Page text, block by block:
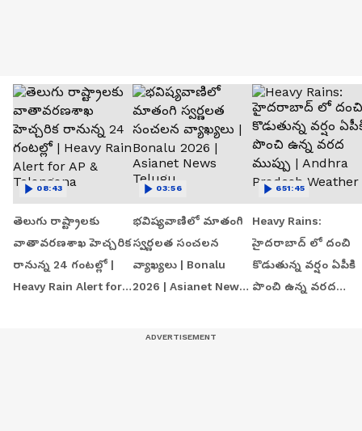
తెలుగు రాష్ట్రాలకు
వాతావరణశాఖ హెచ్చరిక
రానున్న 24 గంటల్లో |
Heavy Rain Alert for
08:43
భవిష్యవాణిలో మాతంగి
స్వర్ణలత సంచలన
వ్యాఖ్యలు | Bonalu
2026 | Asianet News
03:56
Heavy Rains:
హైదరాబాద్ లో దంచి
కొడుతున్న వర్షం ఏపీకి
పొంచి ఉన్న వరద
651:45